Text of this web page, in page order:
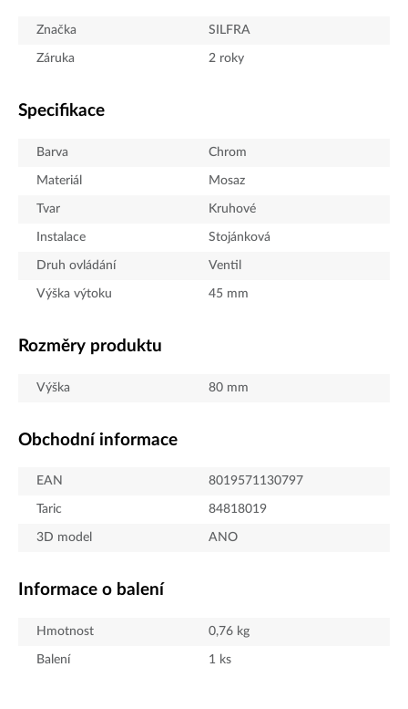
Značka SILFRA
Záruka 2 roky
Specifikace
Barva Chrom
Materiál Mosaz
Tvar Kruhové
Instalace Stojánková
Druh ovládání Ventil
Výška výtoku 45 mm
Rozměry produktu
Výška 80 mm
Obchodní informace
EAN 8019571130797
Taric 84818019
3D model ANO
Informace o balení
Hmotnost 0,76 kg
Balení 1 ks